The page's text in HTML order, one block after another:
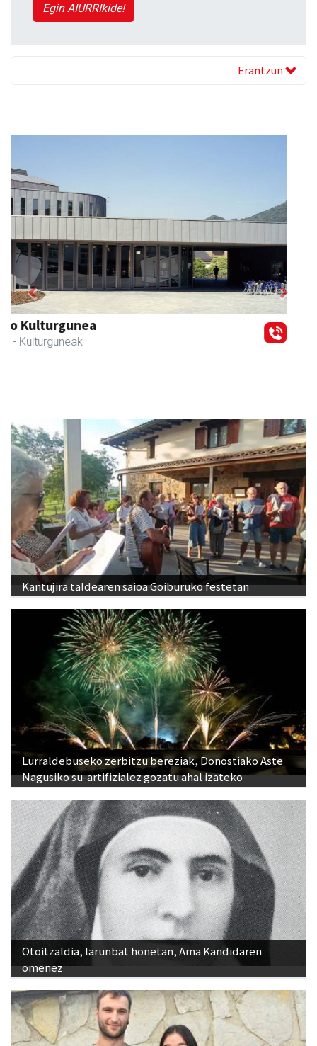
Egin AIURRIkide!
Erantzun
GF akademia
Andoain - Akademiak
Previous Next
Kantujira taldearen saioa Goiburuko festetan
Lurraldebuseko zerbitzu bereziak, Donostiako Aste
Nagusiko su-artifizialez gozatu ahal izateko
Otoitzaldia, larunbat honetan, Ama Kandidaren
omenez